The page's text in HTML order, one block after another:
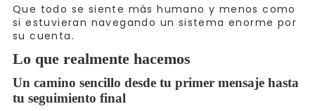
Que todo se siente más humano y menos como
si estuvieran navegando un sistema enorme por
su cuenta.
Lo que realmente hacemos
Un camino sencillo desde tu primer mensaje hasta
tu seguimiento final